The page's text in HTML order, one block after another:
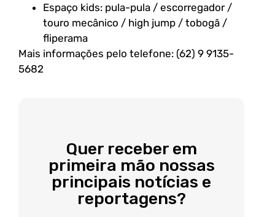
Espaço kids: pula-pula / escorregador /
touro mecânico / high jump / tobogã /
fliperama
Mais informações pelo telefone: (62) 9 9135-
5682
Quer receber em
primeira mão nossas
principais notícias e
reportagens?